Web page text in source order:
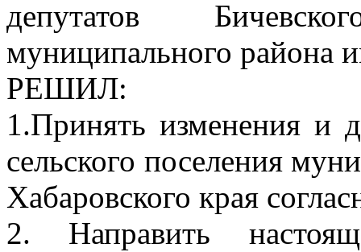
депутатов
муниципального района
РЕШИЛ:
1.Принять изменения и
сельского поселения
Хабаровского края
2. Направить